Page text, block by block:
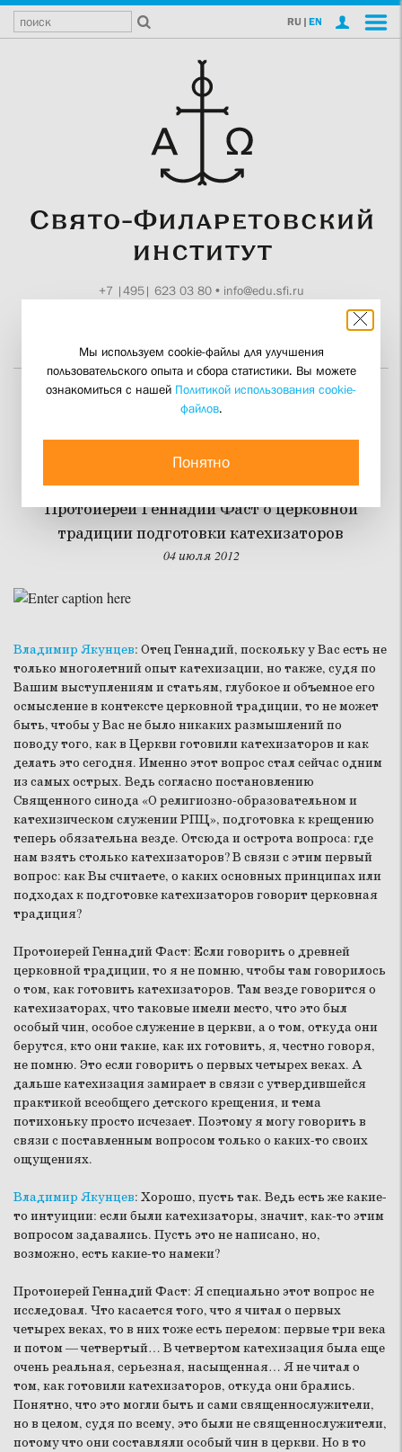
RU | EN
+7 |495| 623 03 80• info@edu.sfi.ru
«Думаю, это было почти
спонтанное действие»
Протоиерей Геннадий Фаст о церковной
традиции подготовки катехизаторов
04 июля 2012
Владимир Якунцев: Отец Геннадий, поскольку у Вас есть не
только многолетний опыт катехизации, но также, судя по
Вашим выступлениям и статьям, глубокое и объемное его
осмысление в контексте церковной традиции, то не может
быть, чтобы у Вас не было никаких размышлений по
поводу того, как в Церкви готовили катехизаторов и как
делать это сегодня. Именно этот вопрос стал сейчас одним
из самых острых. Ведь согласно постановлению
Священного синода «О религиозно-образовательном и
катехизическом служении РПЦ», подготовка к крещению
теперь обязательна везде. Отсюда и острота вопроса: где
нам взять столько катехизаторов? В связи с этим первый
вопрос: как Вы считаете, о каких основных принципах или
подходах к подготовке катехизаторов говорит церковная
традиция?
Протоиерей Геннадий Фаст: Если говорить о древней
церковной традиции, то я не помню, чтобы там говорилось
о том, как готовить катехизаторов. Там везде говорится о
катехизаторах, что таковые имели место, что это был
особый чин, особое служение в церкви, а о том, откуда они
берутся, кто они такие, как их готовить, я, честно говоря,
не помню. Это если говорить о первых четырех веках. А
дальше катехизация замирает в связи с утвердившейся
практикой всеобщего детского крещения, и тема
потихоньку просто исчезает. Поэтому я могу говорить в
связи с поставленным вопросом только о каких-то своих
ощущениях.
Владимир Якунцев: Хорошо, пусть так. Ведь есть же какие-
то интуиции: если были катехизаторы, значит, как-то этим
вопросом задавались. Пусть это не написано, но,
возможно, есть какие-то намеки?
Протоиерей Геннадий Фаст: Я специально этот вопрос не
исследовал. Что касается того, что я читал о первых
четырех веках, то в них тоже есть перелом: первые три века
и потом — четвертый… В четвертом катехизация была еще
очень реальная, серьезная, насыщенная… Я не читал о
том, как готовили катехизаторов, откуда они брались.
Понятно, что это могли быть и сами священнослужители,
но в целом, судя по всему, это были не священнослужители,
потому что они составляли особый чин в церкви. Но в то
Мы используем cookie-файлы для улучшения
пользовательского опыта и сбора статистики. Вы можете
ознакомиться с нашей Политикой использования cookie-
файлов.
Понятно